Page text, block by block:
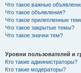
Что такое важные
Что такое объявления?
Что такое прилепленные
Что такое закрытые темы?
Что такое значки тем?
Уровни пользователей и
Кто такие администраторы?
Кто такие модераторы?